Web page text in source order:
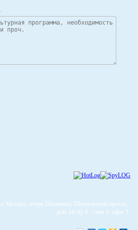
г. Москва, метро Шелепиха, Шмитовский проезд, ,
дом 34 стр.8 , этаж 1, офис 1.